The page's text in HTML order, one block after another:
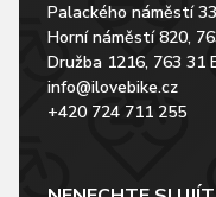
Palackého náměstí
Horní náměstí 820,
Družba 1216, 763 31
info@ilovebike.cz
+420 724 711 255